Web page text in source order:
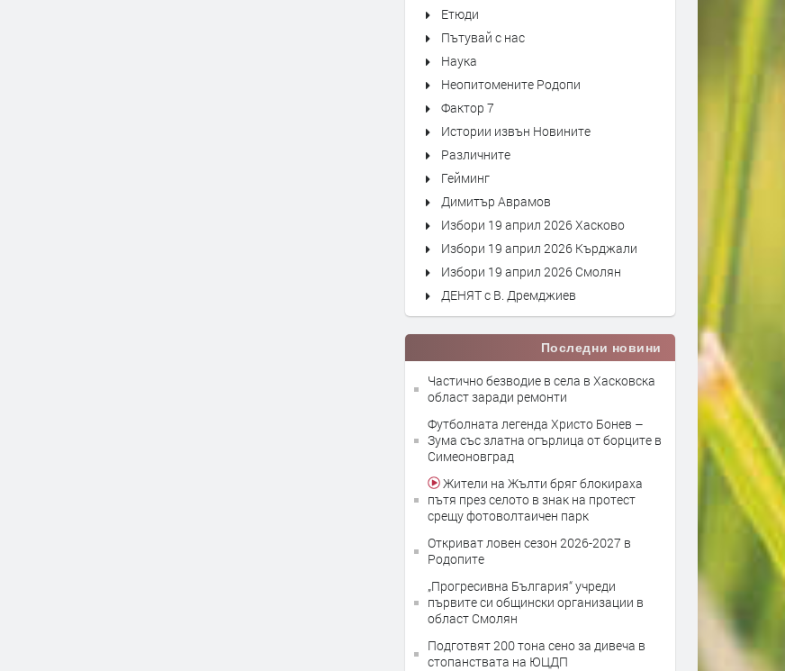
Етюди
Пътувай с нас
Наука
Неопитомените Родопи
Фактор 7
Истории извън Новините
Различните
Гейминг
Димитър Аврамов
Избори 19 април 2026 Хасково
Избори 19 април 2026 Кърджали
Избори 19 април 2026 Смолян
ДЕНЯТ с В. Дремджиев
Последни новини
Частично безводие в села в Хасковска
област заради ремонти
Футболната легенда Христо Бонев –
Зума със златна огърлица от борците в
Симеоновград
Жители на Жълти бряг блокираха
пътя през селото в знак на протест
срещу фотоволтаичен парк
Откриват ловен сезон 2026-2027 в
Родопите
„Прогресивна България“ учреди
първите си общински организации в
област Смолян
Подготвят 200 тона сено за дивеча в
стопанствата на ЮЦДП